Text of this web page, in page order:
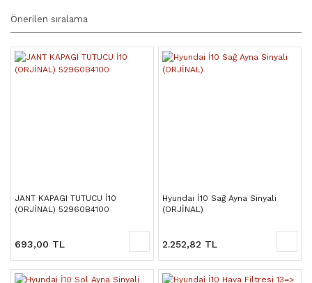
JANT KAPAGI TUTUCU İ10
(ORJİNAL) 52960B4100
693,00 TL
Hyundai İ10 Sağ Ayna Sinyali
(ORJİNAL)
2.252,82 TL